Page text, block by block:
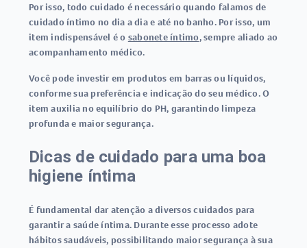
Por isso, todo cuidado é necessário quando falamos de
cuidado íntimo no dia a dia e até no banho. Por isso, um
item indispensável é o sabonete íntimo, sempre aliado ao
acompanhamento médico.
Você pode investir em produtos em barras ou líquidos,
conforme sua preferência e indicação do seu médico. O
item auxilia no equilíbrio do PH, garantindo limpeza
profunda e maior segurança.
Dicas de cuidado para uma boa
higiene íntima
É fundamental dar atenção a diversos cuidados para
garantir a saúde íntima. Durante esse processo adote
hábitos saudáveis, possibilitando maior segurança à sua